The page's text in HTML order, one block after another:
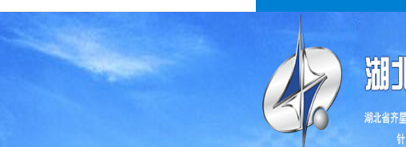
移动供热车
工程检修车
危化品单车系列
危化品半挂车系列